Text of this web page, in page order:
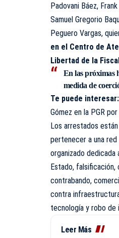
Padovani Báez,
Samuel Gregorio
Peguero Vargas,
en el Centro de
Libertad de la
En las próximas
medida de
Te puede interesar:
Gómez en la PGR
Los arrestados
pertenecer a una
organizado
Estado, falsificación,
contrabando,
contra
tecnología y robo de
Leer Más